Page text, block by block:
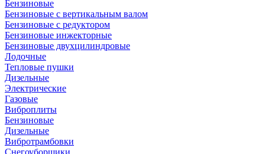
Бензиновые
Бензиновые с вертикальным валом
Бензиновые с редуктором
Бензиновые инжекторные
Бензиновые двухцилиндровые
Лодочные
Тепловые пушки
Дизельные
Электрические
Газовые
Виброплиты
Бензиновые
Дизельные
Вибротрамбовки
Снегоуборщики